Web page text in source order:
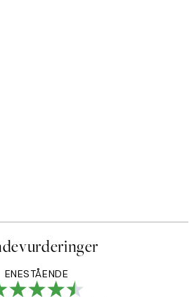
ENESTÅENDE